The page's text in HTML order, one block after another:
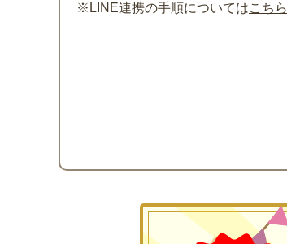
※LINE連携の手順についてはこちら